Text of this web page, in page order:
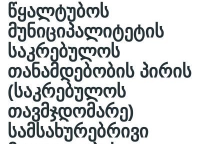
წყალტუბოს
მუნიციპალიტეტის
საკრებულოს
თანამდებობის პირის
(საკრებულოს
თავმჯდომარე)
სამსახურებრივი